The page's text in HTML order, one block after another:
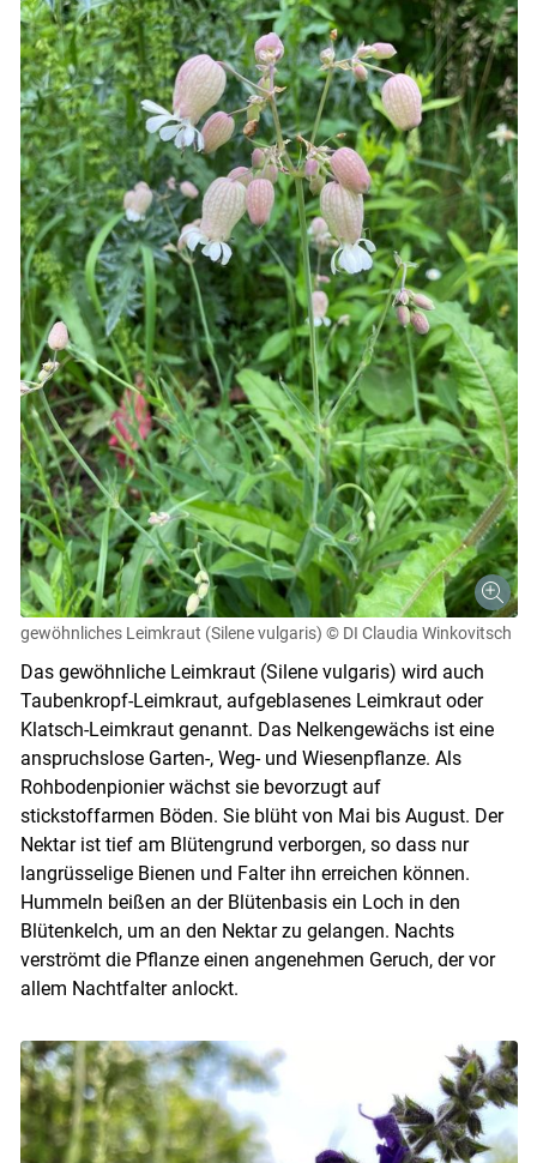
Skip to main content
gewöhnliches Leimkraut (Silene vulgaris) © DI Claudia Winkovitsch
Das gewöhnliche Leimkraut (Silene vulgaris) wird auch
Taubenkropf-Leimkraut, aufgeblasenes Leimkraut oder
Klatsch-Leimkraut genannt. Das Nelkengewächs ist eine
anspruchslose Garten-, Weg- und Wiesenpflanze. Als
Rohbodenpionier wächst sie bevorzugt auf
stickstoffarmen Böden. Sie blüht von Mai bis August. Der
Nektar ist tief am Blütengrund verborgen, so dass nur
langrüsselige Bienen und Falter ihn erreichen können.
Hummeln beißen an der Blütenbasis ein Loch in den
Blütenkelch, um an den Nektar zu gelangen. Nachts
verströmt die Pflanze einen angenehmen Geruch, der vor
allem Nachtfalter anlockt.